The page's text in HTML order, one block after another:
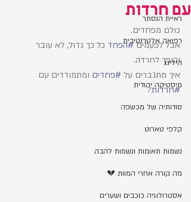
ראיית הנסתר
רפואה אלטרנטיבית
הילינג
מיסטיקה יהודית
סודותיה של מכשפה
קלפי טארוט
נשמות תאומות ונשמות להבה
מה קורה אחרי המוות 💔
אסטרולוגיה כוכבים ושערים
עם חרדות
כולם מפחדים.
אבל לפעמים #הפחד כל כך גדול, לא עובר
והופך לחרדה.
איך מתגברים על #פחדים ומתמודדים עם
#חרדות?